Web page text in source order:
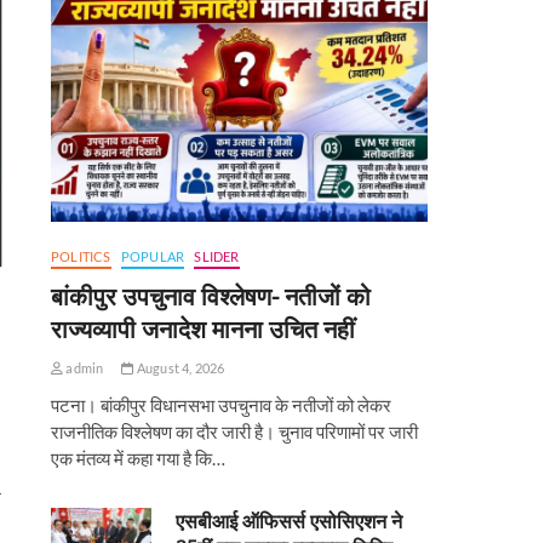
POLITICS POPULAR SLIDER
बांकीपुर उपचुनाव विश्लेषण- नतीजों को
राज्यव्यापी जनादेश मानना उचित नहीं
admin August 4, 2026
पटना। बांकीपुर विधानसभा उपचुनाव के नतीजों को लेकर
राजनीतिक विश्लेषण का दौर जारी है। चुनाव परिणामों पर जारी
एक मंतव्य में कहा गया है कि…
एसबीआई ऑफिसर्स एसोसिएशन ने